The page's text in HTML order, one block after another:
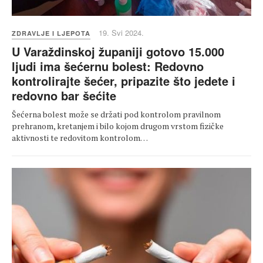
ZDRAVLJE I LJEPOTA 19. Svi 2024.
U Varaždinskoj županiji gotovo 15.000
ljudi ima šećernu bolest: Redovno
kontrolirajte šećer, pripazite što jedete i
redovno bar šećite
Šećerna bolest može se držati pod kontrolom pravilnom
prehranom, kretanjem i bilo kojom drugom vrstom fizičke
aktivnosti te redovitom kontrolom…